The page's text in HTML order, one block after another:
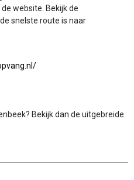
website. Bekijk de
snelste route is naar
Bekijk dan de uitgebreide